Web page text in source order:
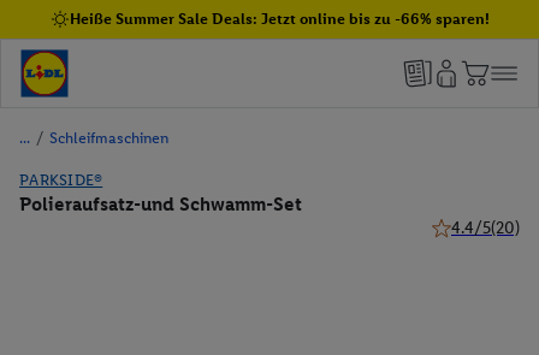
Heiße Summer Sale Deals: Jetzt online bis zu -66% sparen!
/ Schleifmaschinen
PARKSIDE®
Polieraufsatz-und Schwamm-Set
4.4/5(20)